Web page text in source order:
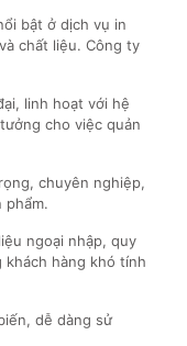
bật ở dịch vụ in
chất liệu. Công ty
linh hoạt với hệ
cho việc quản
chuyên nghiệp,
phẩm.
ngoại nhập, quy
hàng khó tính
dễ dàng sử